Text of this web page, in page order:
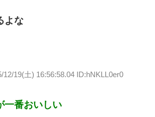
よな
12/19(土) 16:56:58.04 ID:hNKLL0er0
一番おいしい